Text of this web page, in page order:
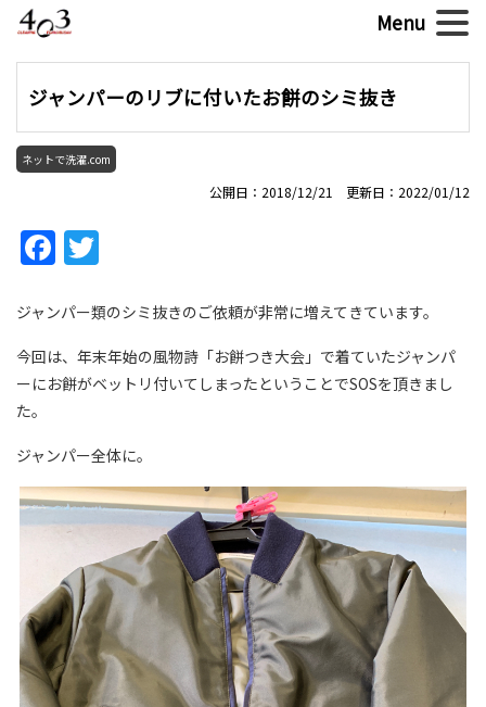
ジャンパーのリブに付いたお餅のシミ抜き
ネットで洗濯.com
公開日：2018/12/21 更新日：2022/01/12
Facebook
ジャンパー類のシミ抜きのご依頼が非常に増えてきています。
今回は、年末年始の風物詩「お餅つき大会」で着ていたジャンパ
ーにお餅がベットリ付いてしまったということでSOSを頂きまし
た。
ジャンパー全体に。